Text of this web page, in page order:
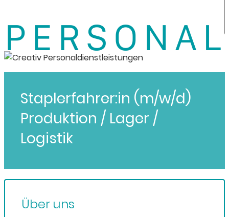
Staplerfahrer:in (m/w/d)
Produktion / Lager /
Logistik
Über uns